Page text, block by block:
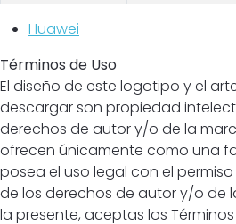
Huawei
Términos de Uso
El diseño de este logotipo y el
descargar son propiedad
derechos de autor y/o de la
ofrecen únicamente como una
posea el uso legal con el
de los derechos de autor y/o de
la presente, aceptas los